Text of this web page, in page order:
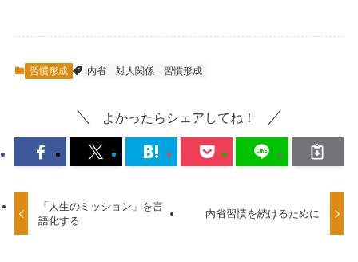
習慣形成 内省 対人関係 習慣形成
よかったらシェアしてね！
「人生のミッション」を言
語化する
内省習慣を続けるために